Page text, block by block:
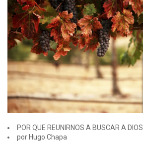
POR QUE REUNIRNOS A BUSCAR A DIOS
por Hugo Chapa